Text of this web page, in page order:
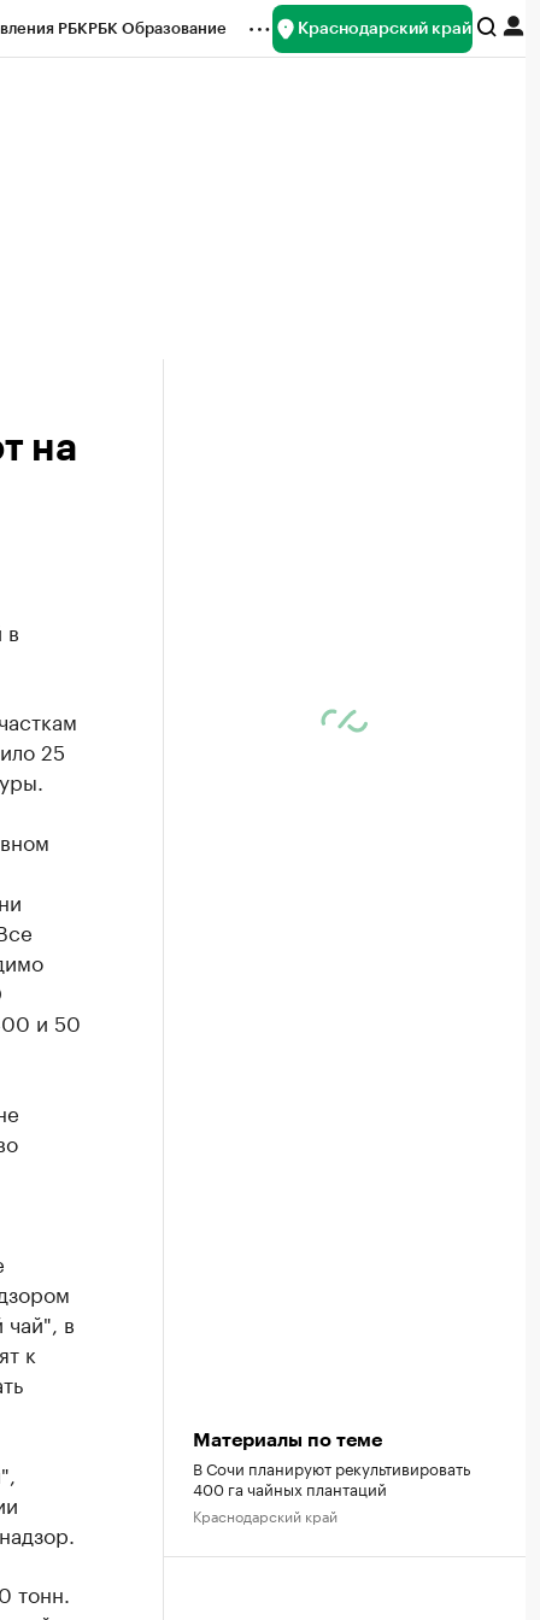
РБКРБК Образование Краснодарский край
на
в
25
и 50
чай", в
к
тонн.
Материалы по теме
В Сочи планируют рекультивировать
400 га чайных плантаций
Краснодарский край